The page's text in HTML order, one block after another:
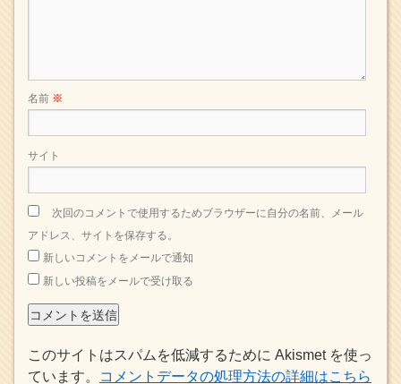
名前 ※
サイト
次回のコメントで使用するためブラウザーに自分の名前、メール
アドレス、サイトを保存する。
新しいコメントをメールで通知
新しい投稿をメールで受け取る
このサイトはスパムを低減するために Akismet を使っ
ています。
コメントデータの処理方法の詳細はこちら